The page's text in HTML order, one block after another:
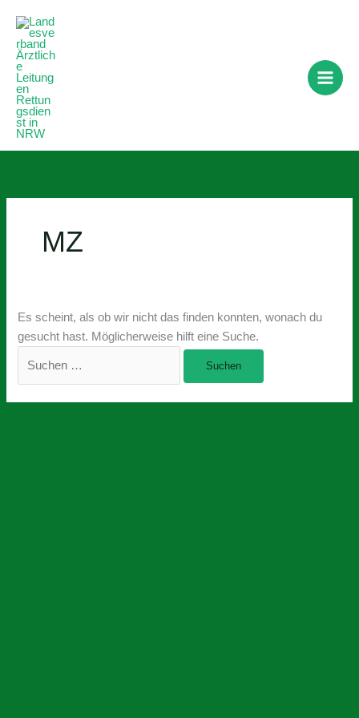
Inhalt
springen
MZ
Es scheint, als ob wir nicht das finden konnten, wonach du
gesucht hast. Möglicherweise hilft eine Suche.
nach: